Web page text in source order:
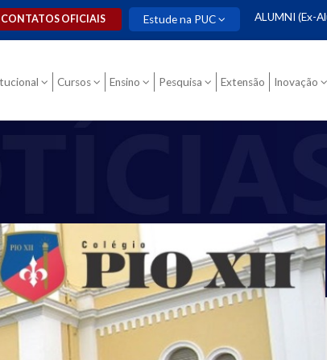
CONTATOS OFICIAIS Estude na PUC ALUMNI (Ex-
Cursos Ensino Pesquisa Extensão Inovação